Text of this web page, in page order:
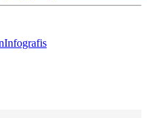
Infografis